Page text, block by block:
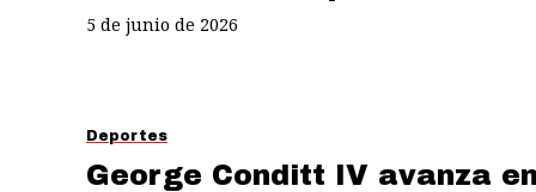
5 de junio de 2026
Deportes
George Conditt IV avanza